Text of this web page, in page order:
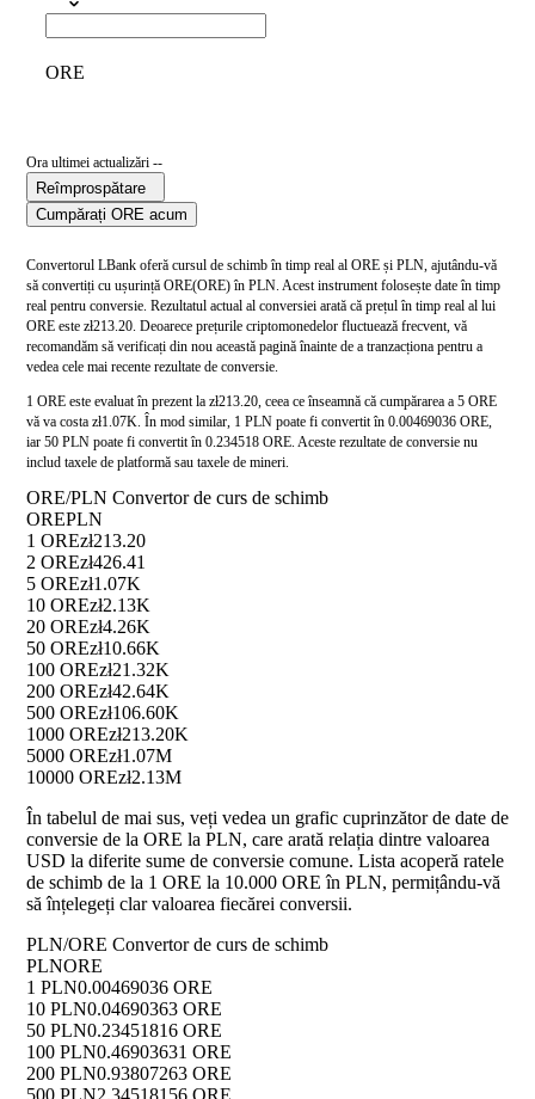
ORE
Ora ultimei actualizări --
Reîmprospătare
Cumpărați ORE acum
Convertorul LBank oferă cursul de schimb în timp real al ORE și PLN, ajutându-vă
să convertiți cu ușurință ORE(ORE) în PLN. Acest instrument folosește date în timp
real pentru conversie. Rezultatul actual al conversiei arată că prețul în timp real al lui
ORE este zł213.20. Deoarece prețurile criptomonedelor fluctuează frecvent, vă
recomandăm să verificați din nou această pagină înainte de a tranzacționa pentru a
vedea cele mai recente rezultate de conversie.
1 ORE este evaluat în prezent la zł213.20, ceea ce înseamnă că cumpărarea a 5 ORE
vă va costa zł1.07K. În mod similar, 1 PLN poate fi convertit în 0.00469036 ORE,
iar 50 PLN poate fi convertit în 0.234518 ORE. Aceste rezultate de conversie nu
includ taxele de platformă sau taxele de mineri.
ORE/PLN Convertor de curs de schimb
OREPLN
1 OREzł213.20
2 OREzł426.41
5 OREzł1.07K
10 OREzł2.13K
20 OREzł4.26K
50 OREzł10.66K
100 OREzł21.32K
200 OREzł42.64K
500 OREzł106.60K
1000 OREzł213.20K
5000 OREzł1.07M
10000 OREzł2.13M
În tabelul de mai sus, veți vedea un grafic cuprinzător de date de
conversie de la ORE la PLN, care arată relația dintre valoarea
USD la diferite sume de conversie comune. Lista acoperă ratele
de schimb de la 1 ORE la 10.000 ORE în PLN, permițându-vă
să înțelegeți clar valoarea fiecărei conversii.
PLN/ORE Convertor de curs de schimb
PLNORE
1 PLN0.00469036 ORE
10 PLN0.04690363 ORE
50 PLN0.23451816 ORE
100 PLN0.46903631 ORE
200 PLN0.93807263 ORE